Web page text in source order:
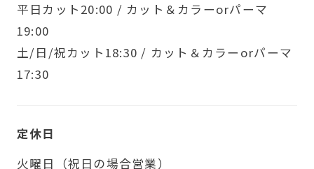
平日カット20:00 / カット＆カラーorパーマ
19:00
土/日/祝カット18:30 / カット＆カラーorパーマ
17:30
定休日
火曜日（祝日の場合営業）